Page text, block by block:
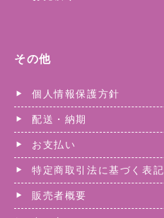
その他
個人情報保護方針
配送・納期
お支払い
特定商取引法に基づく表記
販売者概要